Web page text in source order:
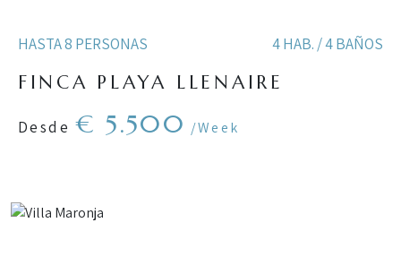
HASTA 8 PERSONAS 4 HAB. / 4 BAÑOS
FINCA PLAYA LLENAIRE
Desde € 5.500 /Week